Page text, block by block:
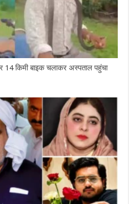
किमी बाइक चलाकर अस्पताल पहुंचा